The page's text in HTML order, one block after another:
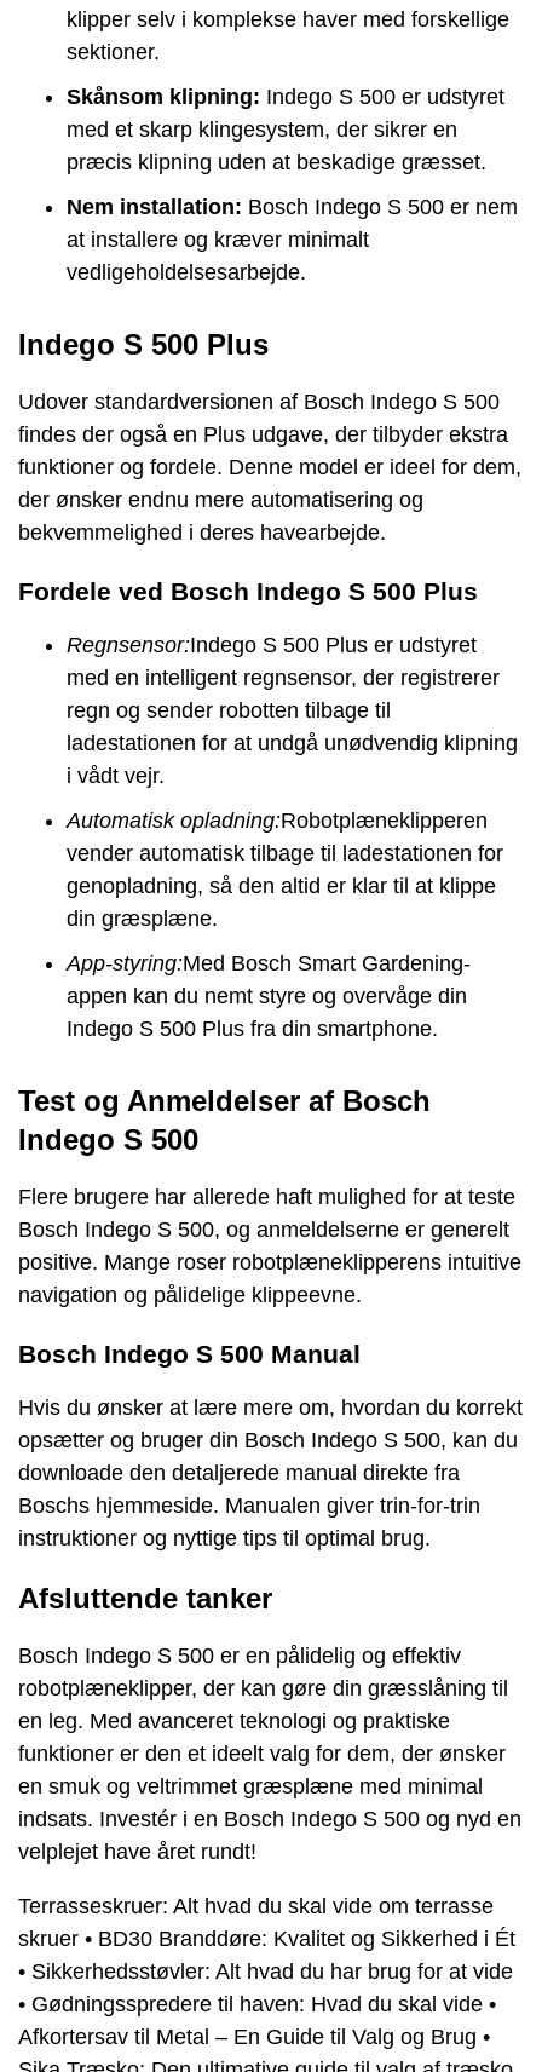
klipper selv i komplekse haver med forskellige
sektioner.
Skånsom klipning: Indego S 500 er udstyret
med et skarp klingesystem, der sikrer en
præcis klipning uden at beskadige græsset.
Nem installation: Bosch Indego S 500 er nem
at installere og kræver minimalt
vedligeholdelsesarbejde.
Indego S 500 Plus
Udover standardversionen af Bosch Indego S 500
findes der også en Plus udgave, der tilbyder ekstra
funktioner og fordele. Denne model er ideel for dem,
der ønsker endnu mere automatisering og
bekvemmelighed i deres havearbejde.
Fordele ved Bosch Indego S 500 Plus
Regnsensor:Indego S 500 Plus er udstyret
med en intelligent regnsensor, der registrerer
regn og sender robotten tilbage til
ladestationen for at undgå unødvendig klipning
i vådt vejr.
Automatisk opladning:Robotplæneklipperen
vender automatisk tilbage til ladestationen for
genopladning, så den altid er klar til at klippe
din græsplæne.
App-styring:Med Bosch Smart Gardening-
appen kan du nemt styre og overvåge din
Indego S 500 Plus fra din smartphone.
Test og Anmeldelser af Bosch
Indego S 500
Flere brugere har allerede haft mulighed for at teste
Bosch Indego S 500, og anmeldelserne er generelt
positive. Mange roser robotplæneklipperens intuitive
navigation og pålidelige klippeevne.
Bosch Indego S 500 Manual
Hvis du ønsker at lære mere om, hvordan du korrekt
opsætter og bruger din Bosch Indego S 500, kan du
downloade den detaljerede manual direkte fra
Boschs hjemmeside. Manualen giver trin-for-trin
instruktioner og nyttige tips til optimal brug.
Afsluttende tanker
Bosch Indego S 500 er en pålidelig og effektiv
robotplæneklipper, der kan gøre din græsslåning til
en leg. Med avanceret teknologi og praktiske
funktioner er den et ideelt valg for dem, der ønsker
en smuk og veltrimmet græsplæne med minimal
indsats. Investér i en Bosch Indego S 500 og nyd en
velplejet have året rundt!
Terrasseskruer: Alt hvad du skal vide om terrasse
skruer • BD30 Branddøre: Kvalitet og Sikkerhed i Ét
• Sikkerhedsstøvler: Alt hvad du har brug for at vide
• Gødningsspredere til haven: Hvad du skal vide •
Afkortersav til Metal – En Guide til Valg og Brug •